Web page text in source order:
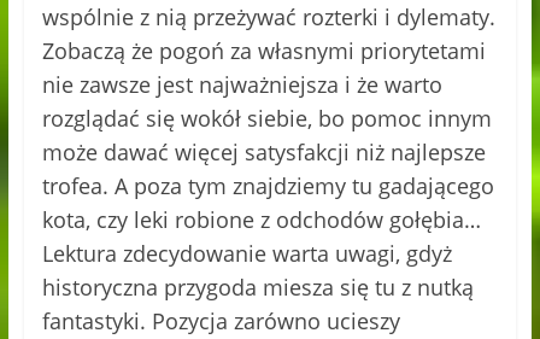
wspólnie z nią przeżywać rozterki i dylematy.
Zobaczą że pogoń za własnymi priorytetami
nie zawsze jest najważniejsza i że warto
rozglądać się wokół siebie, bo pomoc innym
może dawać więcej satysfakcji niż najlepsze
trofea. A poza tym znajdziemy tu gadającego
kota, czy leki robione z odchodów gołębia…
Lektura zdecydowanie warta uwagi, gdyż
historyczna przygoda miesza się tu z nutką
fantastyki. Pozycja zarówno ucieszy